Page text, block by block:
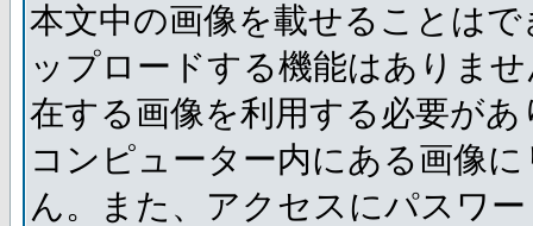
本文中の画像を載せることは
ップロードする機能はありま
在する画像を利用する必要が
コンピューター内にある画像
ん。また、アクセスにパスワ